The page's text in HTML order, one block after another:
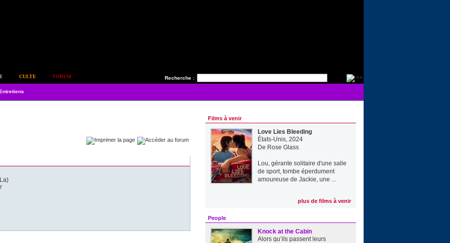
Recherche :
CULTE FORUM
Films à venir
Love Lies Bleeding
États-Unis, 2024
De Rose Glass
Lou, gérante solitaire d'une salle
de sport, tombe éperdument
amoureuse de Jackie, une ...
plus de films à venir
People
Knock at the Cabin
Alors qu’ils passent leurs